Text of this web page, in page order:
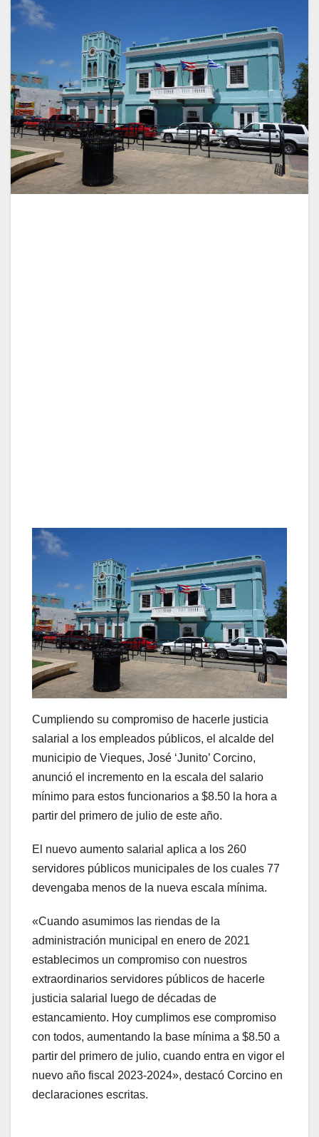
Cumpliendo su compromiso de hacerle justicia
salarial a los empleados públicos, el alcalde del
municipio de Vieques, José ‘Junito’ Corcino,
anunció el incremento en la escala del salario
mínimo para estos funcionarios a $8.50 la hora a
partir del primero de julio de este año.
El nuevo aumento salarial aplica a los 260
servidores públicos municipales de los cuales 77
devengaba menos de la nueva escala mínima.
«Cuando asumimos las riendas de la
administración municipal en enero de 2021
establecimos un compromiso con nuestros
extraordinarios servidores públicos de hacerle
justicia salarial luego de décadas de
estancamiento. Hoy cumplimos ese compromiso
con todos, aumentando la base mínima a $8.50 a
partir del primero de julio, cuando entra en vigor el
nuevo año fiscal 2023-2024», destacó Corcino en
declaraciones escritas.